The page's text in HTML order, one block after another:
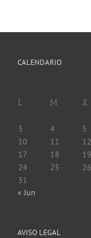
CALENDARIO
L M X
3
4 5
10
11 12
17
18 19
24
25 26
31
« Jun
AVISO LEGAL